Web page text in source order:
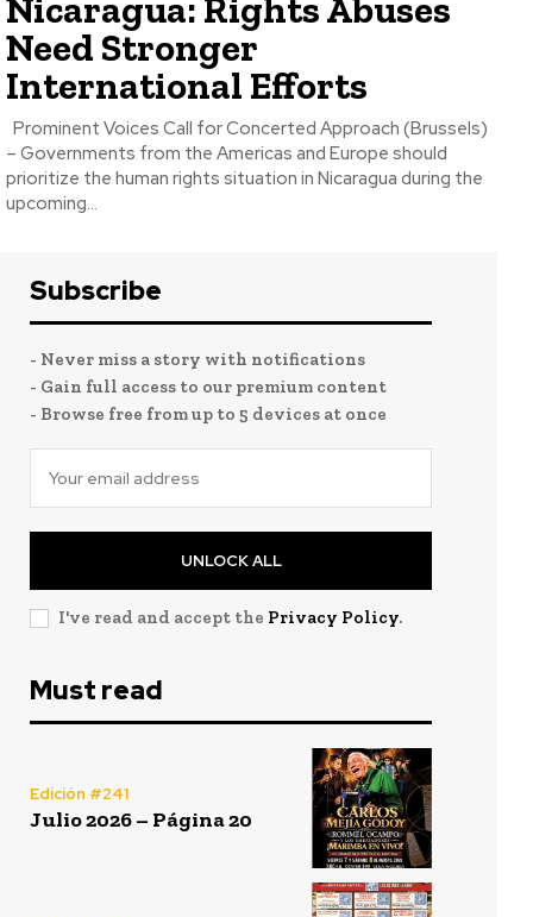
Need Stronger
International Efforts
– Governments from the Americas and Europe should
prioritize the human rights situation in Nicaragua during the
upcoming...
Subscribe
- Never miss a story with notifications
- Gain full access to our premium content
- Browse free from up to 5 devices at once
UNLOCK ALL
I've read and accept the Privacy Policy.
Must read
Edición #241
Julio 2026 – Página 20